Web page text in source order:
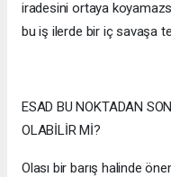
iradesini ortaya
bu iş ilerde bir iç savaşa
ESAD BU NOKTADAN
OLABİLİR Mİ?
Olası bir barış halinde